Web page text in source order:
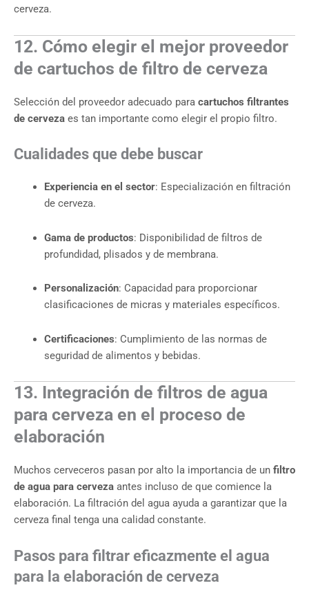
cerveza.
12. Cómo elegir el mejor proveedor
de cartuchos de filtro de cerveza
Selección del proveedor adecuado para cartuchos filtrantes
de cerveza es tan importante como elegir el propio filtro.
Cualidades que debe buscar
Experiencia en el sector: Especialización en filtración
de cerveza.
Gama de productos: Disponibilidad de filtros de
profundidad, plisados y de membrana.
Personalización: Capacidad para proporcionar
clasificaciones de micras y materiales específicos.
Certificaciones: Cumplimiento de las normas de
seguridad de alimentos y bebidas.
13. Integración de filtros de agua
para cerveza en el proceso de
elaboración
Muchos cerveceros pasan por alto la importancia de un filtro
de agua para cerveza antes incluso de que comience la
elaboración. La filtración del agua ayuda a garantizar que la
cerveza final tenga una calidad constante.
Pasos para filtrar eficazmente el agua
para la elaboración de cerveza